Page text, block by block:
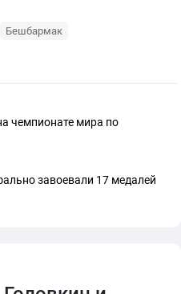
Бешбармак
чемпионате мира по
завоевали 17 медалей